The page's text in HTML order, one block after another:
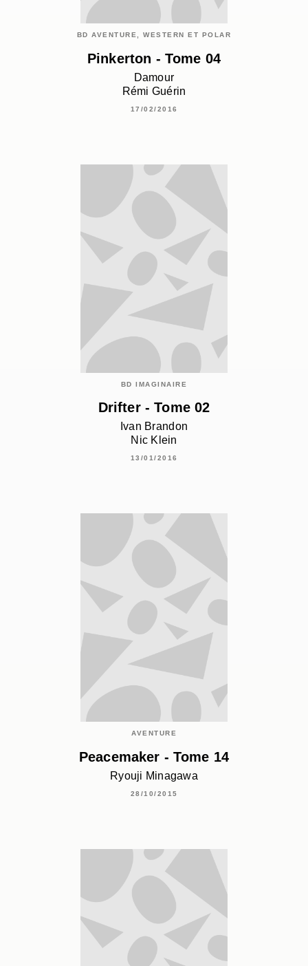
BD AVENTURE, WESTERN ET POLAR
Pinkerton - Tome 04
Damour
Rémi Guérin
17/02/2016
BD IMAGINAIRE
Drifter - Tome 02
Ivan Brandon
Nic Klein
13/01/2016
AVENTURE
Peacemaker - Tome 14
Ryouji Minagawa
28/10/2015